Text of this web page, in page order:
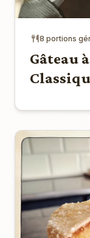
8 portions
Gâteau